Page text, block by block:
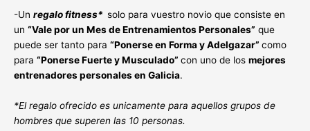
-Un regalo fitness* solo para vuestro novio que consiste en
un “Vale por un Mes de Entrenamientos Personales” que
puede ser tanto para “Ponerse en Forma y Adelgazar” como
para “Ponerse Fuerte y Musculado” con uno de los mejores
entrenadores personales en Galicia.
*El regalo ofrecido es unicamente para aquellos grupos de
hombres que superen las 10 personas.